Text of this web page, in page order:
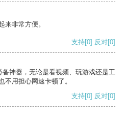
来非常方便。
支持[0] 反对[0]
神器，无论是看视频、玩游戏还是工
不用担心网速卡顿了。
支持[0] 反对[0]